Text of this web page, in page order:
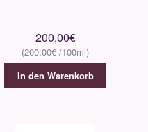
200,00€
200,00€
In den Warenkorb